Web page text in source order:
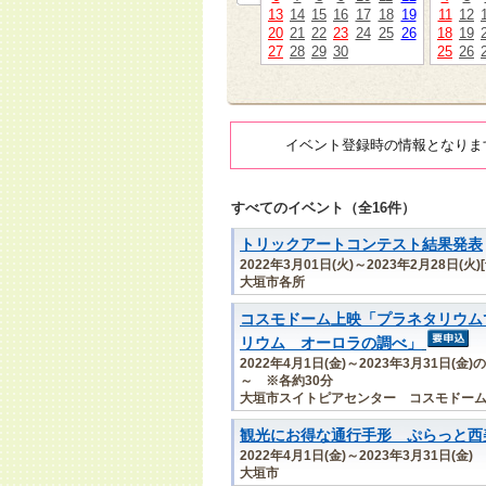
13 14 15 16 17 18 19
20 21 22 23 24 25 26
27 28 29 30
11 12
18 19
25 26
イベント登録時の情報となり
すべてのイベント（全16件）
トリックアートコンテスト結果発表
2022年3月01日(火)～2023年2月28日(火
大垣市各所
コスモドーム上映「プラネタリウ
リウム オーロラの調べ」
2022年4月1日(金)～2023年3月31日(金)
～ ※各約30分
大垣市スイトピアセンター コスモドーム
観光にお得な通行手形 ぷらっと西
2022年4月1日(金)～2023年3月31日(金)
大垣市